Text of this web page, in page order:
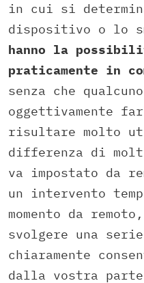
in cui si
dispositivo o lo
hanno la
praticamente in
senza che
oggettivamente
risultare molto
differenza di
va impostato da
un intervento
momento da
svolgere una
chiaramente
dalla vostra